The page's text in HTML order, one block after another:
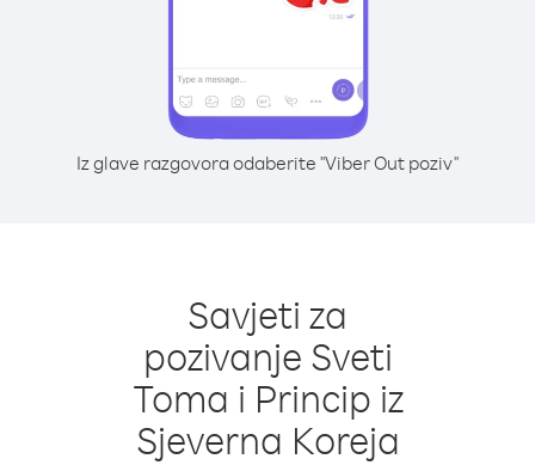
Iz glave razgovora odaberite "Viber Out poziv"
Savjeti za
pozivanje Sveti
Toma i Princip iz
Sjeverna Koreja